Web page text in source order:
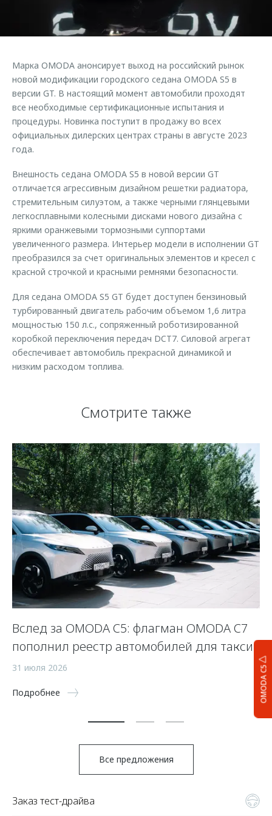
Кредитный калькулятор
Одежда и сувениры
Оригинальные аксессуары
Запчасти
Трейд-ин
Клиентская поддержка
O&J Автоклуб
Приложение O&J
Аксессуары
Одежда и сувениры
Оригинальные аксессуары
Обратная связь
OMODA C5
Марка OMODA анонсирует выход на российский рынок
новой модификации городского седана OMODA S5 в
версии GT. В настоящий момент автомобили проходят
все необходимые сертификационные испытания и
процедуры. Новинка поступит в продажу во всех
официальных дилерских центрах страны в августе 2023
года.
Внешность седана OMODA S5 в новой версии GT
отличается агрессивным дизайном решетки радиатора,
стремительным силуэтом, а также черными глянцевыми
легкосплавными колесными дисками нового дизайна с
яркими оранжевыми тормозными суппортами
увеличенного размера. Интерьер модели в исполнении GT
преобразился за счет оригинальных элементов и кресел с
красной строчкой и красными ремнями безопасности.
Для седана OMODA S5 GT будет доступен бензиновый
турбированный двигатель рабочим объемом 1,6 литра
мощностью 150 л.с., сопряженный роботизированной
коробкой переключения передач DCT7. Силовой агрегат
обеспечивает автомобиль прекрасной динамикой и
низким расходом топлива.
Смотрите также
Вслед за OMODA C5: флагман OMODA C7
пополнил реестр автомобилей для такси
31 июля 2026
Подробнее
5
Все предложения
Заказ тест-драйва